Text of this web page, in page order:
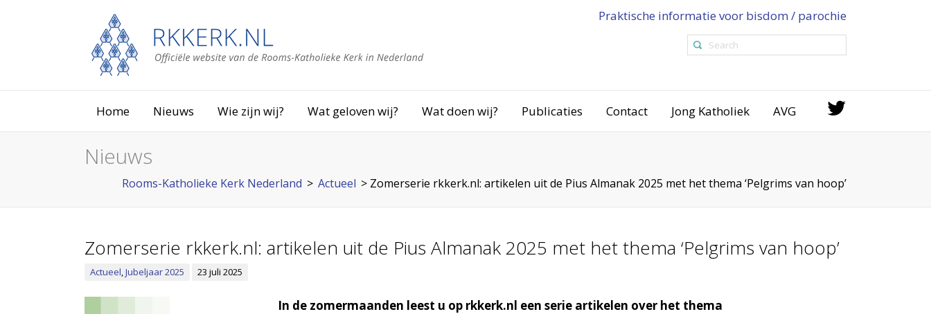
Praktische informatie voor bisdom / parochie
Home Nieuws Wie zijn wij? Wat geloven wij? Wat doen wij? Publicaties Contact Jong Katholiek AVG
Nieuws
Rooms-Katholieke Kerk Nederland > Actueel > Zomerserie rkkerk.nl: artikelen uit de Pius Almanak 2025 met het thema ‘Pelgrims van hoop’
Zomerserie rkkerk.nl: artikelen uit de Pius Almanak 2025 met het thema ‘Pelgrims van hoop’
Actueel,Jubeljaar 2025 23 juli 2025
In de zomermaanden leest u op rkkerk.nl een serie artikelen over het thema